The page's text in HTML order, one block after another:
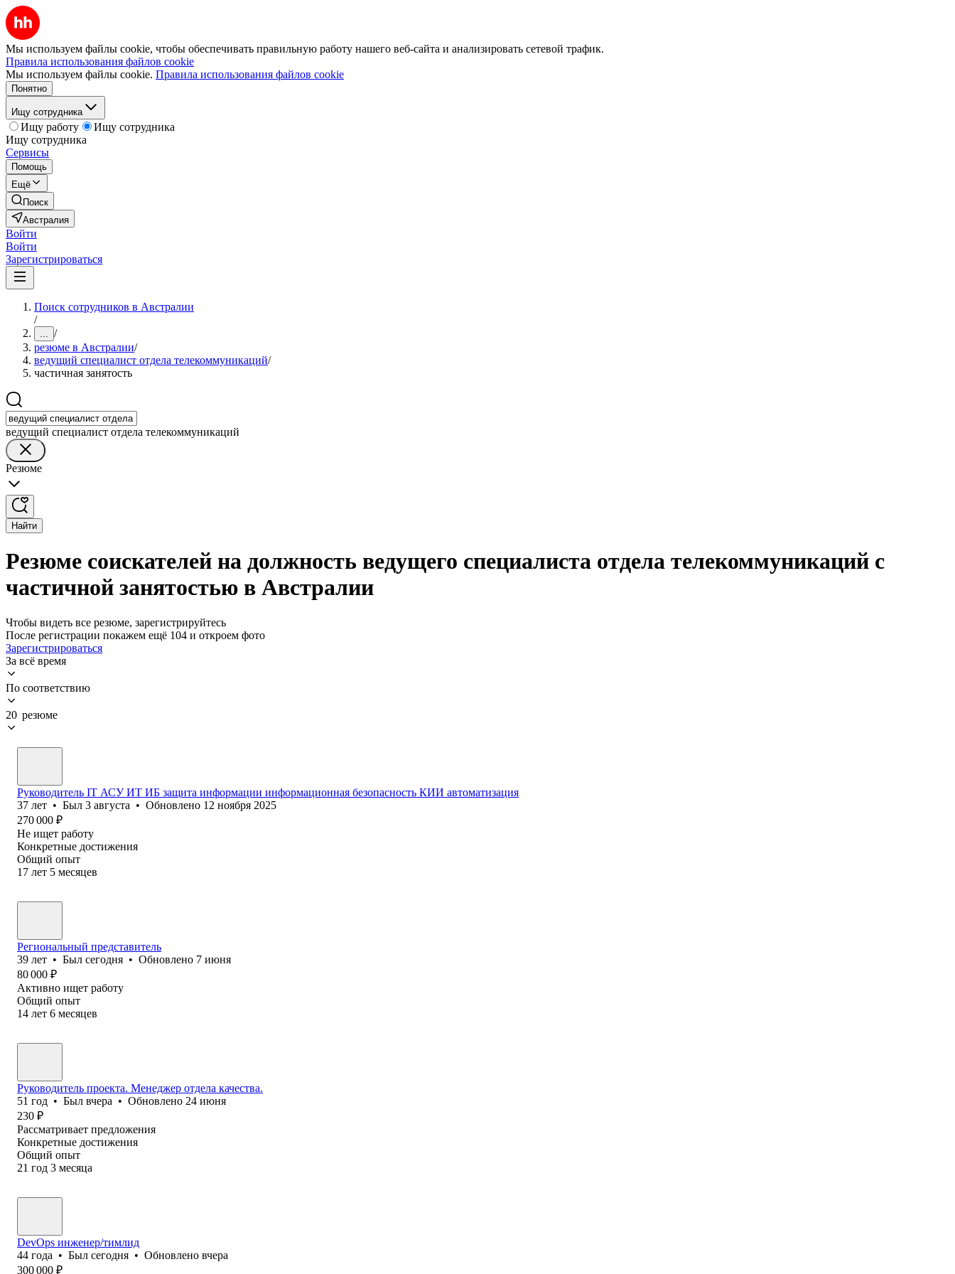
Мы используем файлы cookie, чтобы обеспечивать правильную работу нашего веб-сайта и анализировать сетевой трафик.
Правила использования файлов cookie
Мы используем файлы cookie. Правила использования файлов cookie
Понятно
Ищу сотрудника
Ищу работу
Ищу сотрудника
Ищу сотрудника
Сервисы
Помощь
Ещё
Поиск
Австралия
Войти
Войти
Зарегистрироваться
Поиск сотрудников в Австралии
/
... /
резюме в Австралии/
ведущий специалист отдела телекоммуникаций/
частичная занятость
ведущий специалист отдела телекоммуникаций
Резюме
Найти
Резюме соискателей на должность ведущего специалиста отдела телекоммуникаций с
частичной занятостью в Австралии
Чтобы видеть все резюме, зарегистрируйтесь
После регистрации покажем ещё 104 и откроем фото
Зарегистрироваться
За всё время
По соответствию
20 резюме
Руководитель IT АСУ ИТ ИБ защита информации информационная безопасность КИИ автоматизация
37 лет • Был 3 августа • Обновлено 12 ноября 2025
270 000 ₽
Не ищет работу
Конкретные достижения
Общий опыт
17 лет 5 месяцев
Региональный представитель
39 лет • Был сегодня • Обновлено 7 июня
80 000 ₽
Активно ищет работу
Общий опыт
14 лет 6 месяцев
Руководитель проекта. Менеджер отдела качества.
51 год • Был вчера • Обновлено 24 июня
230 ₽
Рассматривает предложения
Конкретные достижения
Общий опыт
21 год 3 месяца
DevOps инженер/тимлид
44 года • Был сегодня • Обновлено вчера
300 000 ₽